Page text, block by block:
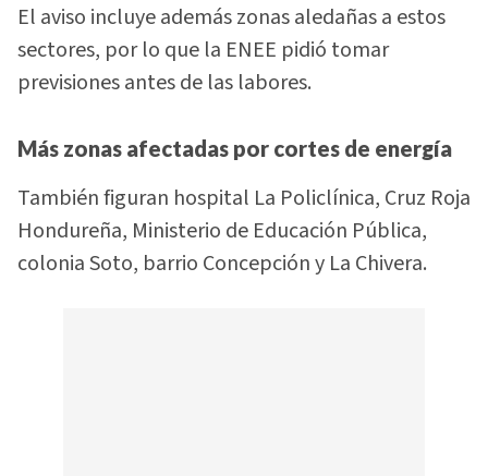
El aviso incluye además zonas aledañas a estos
sectores, por lo que la ENEE pidió tomar
previsiones antes de las labores.
Más zonas afectadas por cortes de energía
También figuran hospital La Policlínica, Cruz Roja
Hondureña, Ministerio de Educación Pública,
colonia Soto, barrio Concepción y La Chivera.